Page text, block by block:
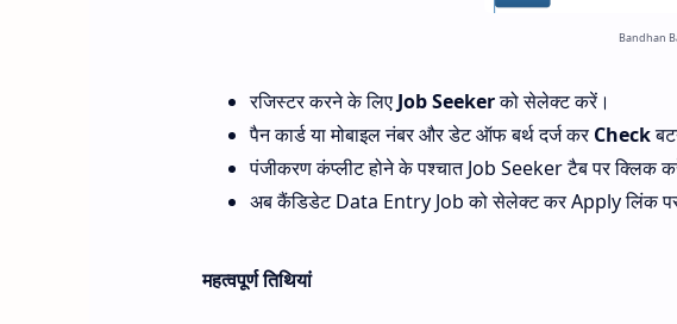
Bandhan
रजिस्टर करने के लिए Job Seekerको सेलेक्ट करें।
पैन कार्ड या मोबाइल नंबर और डेट ऑफ बर्थ दर्ज करCheck
पंजीकरण कंप्लीट होने के पश्चात Job Seeker टैब पर क्लिक
अब कैंडिडेट Data Entry Job को सेलेक्ट कर Apply लिंक
महत्वपूर्ण तिथियां